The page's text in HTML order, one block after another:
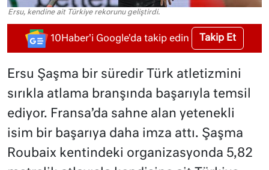
Ersu, kendine ait Türkiye rekorunu geliştirdi.
10Haber'i Google'da takip edin Takip Et
Ersu Şaşma bir süredir Türk atletizmini
sırıkla atlama branşında başarıyla temsil
ediyor. Fransa’da sahne alan yetenekli
isim bir başarıya daha imza attı. Şaşma
Roubaix kentindeki organizasyonda 5,82